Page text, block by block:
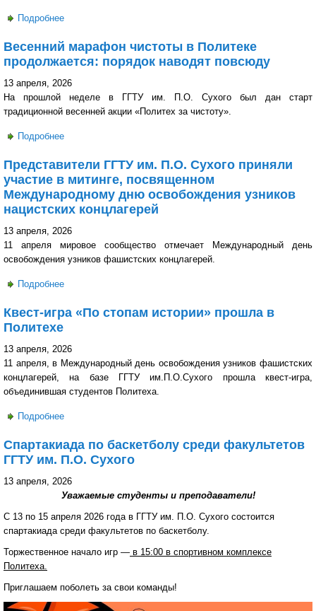
Подробнее
Весенний марафон чистоты в Политеке
продолжается: порядок наводят повсюду
13 апреля, 2026
На прошлой неделе в ГГТУ им. П.О. Сухого был дан старт
традиционной весенней акции «Политех за чистоту».
Подробнее
Представители ГГТУ им. П.О. Сухого приняли
участие в митинге, посвященном
Международному дню освобождения узников
нацистских концлагерей
13 апреля, 2026
11 апреля мировое сообщество отмечает Международный день
освобождения узников фашистских концлагерей.
Подробнее
освобождения узников нацистских концлагерей
Квест-игра «По стопам истории» прошла в
Политехе
13 апреля, 2026
11 апреля, в Международный день освобождения узников фашистских
концлагерей, на базе ГГТУ им.П.О.Сухого прошла квест-игра,
объединившая студентов Политеха.
Подробнее
Спартакиада по баскетболу среди факультетов
ГГТУ им. П.О. Сухого
13 апреля, 2026
Уважаемые студенты и преподаватели!
С 13 по 15 апреля 2026 года в ГГТУ им. П.О. Сухого состоится
спартакиада среди факультетов по баскетболу.
Торжественное начало игр — в 15:00 в спортивном комплексе
Политеха.
Приглашаем поболеть за свои команды!